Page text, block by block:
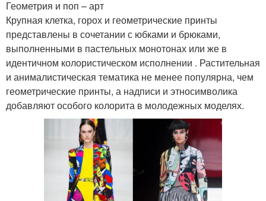
Геометрия и поп – арт
Крупная клетка, горох и геометрические принты
представлены в сочетании с юбками и брюками,
выполненными в пастельных монотонах или же в
идентичном колористическом исполнении . Растительная
и анималистическая тематика не менее популярна, чем
геометрические принты, а надписи и этносимволика
добавляют особого колорита в молодежных моделях.